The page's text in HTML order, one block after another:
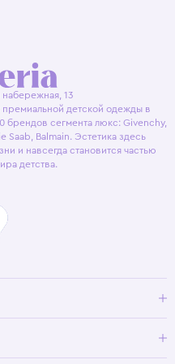
13
детской одежды в
брендов сегмента люкс: Givenchy,
Saab, Balmain. Эстетика здесь
и навсегда становится частью
детства.